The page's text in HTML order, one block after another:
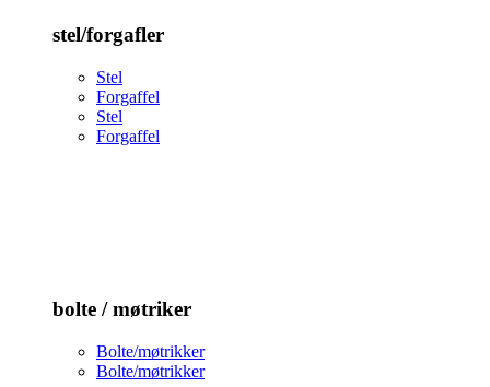
stel/forgafler
Stel
Forgaffel
Stel
Forgaffel
bolte / møtriker
Bolte/møtrikker
Bolte/møtrikker